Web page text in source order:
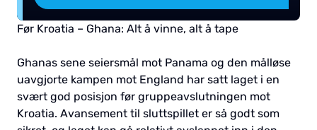
Før Kroatia – Ghana: Alt å vinne, alt å tape
Ghanas sene seiersmål mot Panama og den målløse
uavgjorte kampen mot England har satt laget i en
svært god posisjon før gruppeavslutningen mot
Kroatia. Avansement til sluttspillet er så godt som